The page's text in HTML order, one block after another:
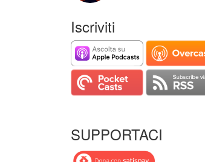
Iscriviti
SUPPORTACI